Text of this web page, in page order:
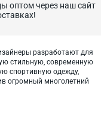
оптом через наш сайт
разработают для
стильную, современную
спортивную одежду,
огромный многолетний